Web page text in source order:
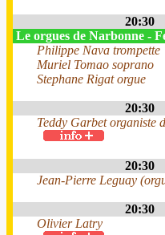
20:30
Le orgues de Narbonne -
Philippe Nava trompette
Muriel Tomao soprano
Stephane Rigat orgue
20:30
Teddy Garbet organiste
20:30
Jean-Pierre Leguay
20:30
Olivier Latry